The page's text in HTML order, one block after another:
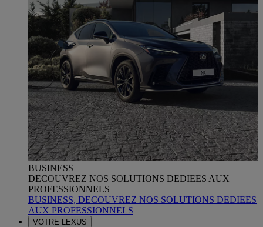
BUSINESS
DECOUVREZ NOS SOLUTIONS DEDIEES AUX
PROFESSIONNELS
BUSINESS, DECOUVREZ NOS SOLUTIONS DEDIEES
AUX PROFESSIONNELS
VOTRE LEXUS